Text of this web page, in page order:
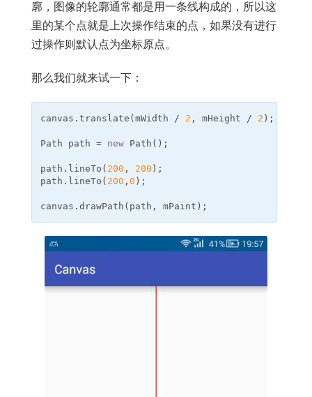
廓，图像的轮廓通常都是用一条线构成的，所以这
里的某个点就是上次操作结束的点，如果没有进行
过操作则默认点为坐标原点。
那么我们就来试一下：
canvas . translate (mWidth / 2 , mHeight / 2 );
Path path = new Path ();
path . lineTo ( 200 , 200 );
path . lineTo ( 200 , 0 );
canvas . drawPath ( path , mPaint );